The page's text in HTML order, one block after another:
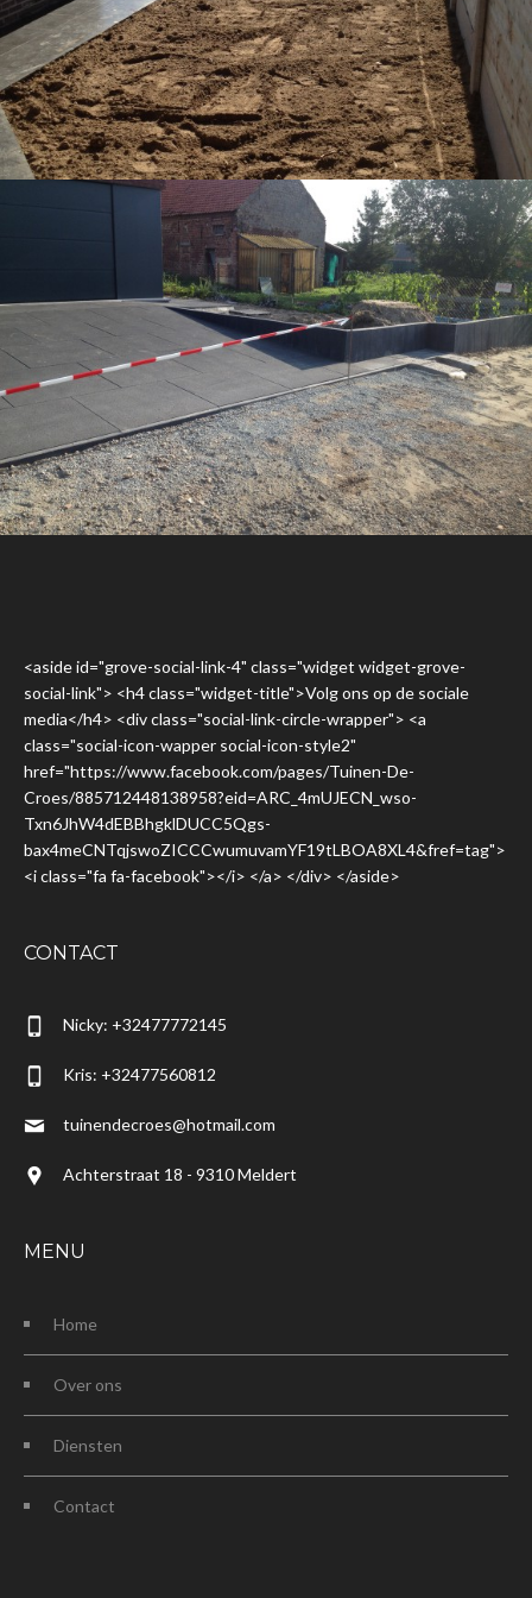
VOLLEDIGE OPKUIS VAN TUIN MET
NIEUWE AFSLUITING EN GAZON
VERHARDING IN MEGATEGELS VAN 1M OP
1M
<aside id="grove-social-link-4" class="widget widget-grove-
social-link"> <h4 class="widget-title">Volg ons op de sociale
media</h4> <div class="social-link-circle-wrapper"> <a
class="social-icon-wapper social-icon-style2"
href="https://www.facebook.com/pages/Tuinen-De-
Croes/885712448138958?eid=ARC_4mUJECN_wso-
Txn6JhW4dEBBhgklDUCC5Qgs-
bax4meCNTqjswoZICCCwumuvamYF19tLBOA8XL4&fref=tag">
<i class="fa fa-facebook"></i> </a> </div> </aside>
CONTACT
Nicky: +32477772145
Kris: +32477560812
tuinendecroes@hotmail.com
Achterstraat 18 - 9310 Meldert
MENU
Home
Over ons
Diensten
Contact